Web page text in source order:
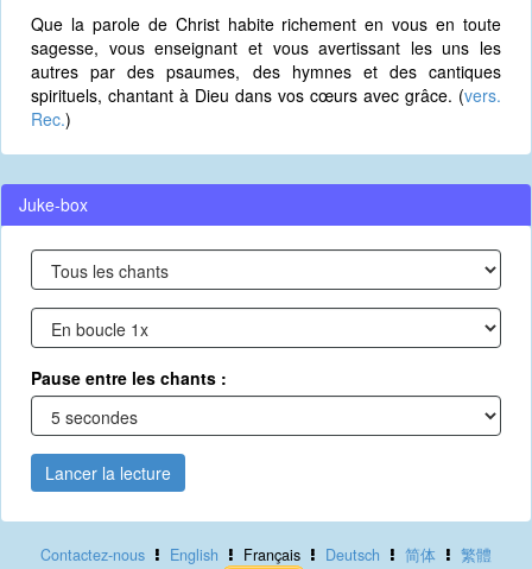
Que la parole de Christ habite richement en vous en toute
sagesse, vous enseignant et vous avertissant les uns les
autres par des psaumes, des hymnes et des cantiques
spirituels, chantant à Dieu dans vos cœurs avec grâce. (vers.
Rec.)
Juke-box
Pause entre les chants :
Lancer la lecture
Contactez-nous English Français Deutsch 简体 繁體